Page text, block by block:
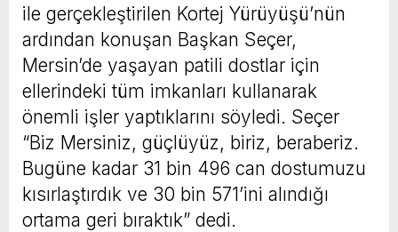
ile gerçekleştirilen Kortej Yürüyüşü’nün
ardından konuşan Başkan Seçer,
Mersin’de yaşayan patili dostlar için
ellerindeki tüm imkanları kullanarak
önemli işler yaptıklarını söyledi. Seçer
“Biz Mersiniz, güçlüyüz, biriz, beraberiz.
Bugüne kadar 31 bin 496 can dostumuzu
kısırlaştırdık ve 30 bin 571’ini alındığı
ortama geri bıraktık” dedi.